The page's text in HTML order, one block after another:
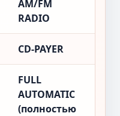
AM/FM
RADIO
CD-PAYER
FULL
AUTOMATIC
(полностью